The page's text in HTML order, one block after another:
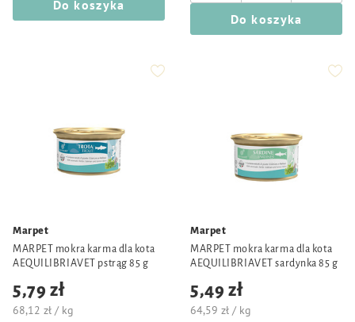
Do koszyka
Do koszyka
Marpet
MARPET mokra karma dla kota
AEQUILIBRIAVET pstrąg 85 g
5,79 zł
68,12 zł / kg
Marpet
MARPET mokra karma dla kota
AEQUILIBRIAVET sardynka 85 g
5,49 zł
64,59 zł / kg